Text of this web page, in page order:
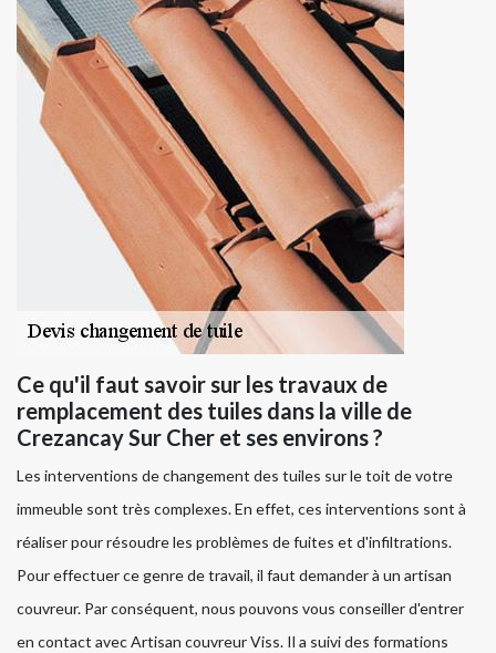
Ce qu'il faut savoir sur les travaux de
remplacement des tuiles dans la ville de
Crezancay Sur Cher et ses environs ?
Les interventions de changement des tuiles sur le toit de votre
immeuble sont très complexes. En effet, ces interventions sont à
réaliser pour résoudre les problèmes de fuites et d'infiltrations.
Pour effectuer ce genre de travail, il faut demander à un artisan
couvreur. Par conséquent, nous pouvons vous conseiller d'entrer
en contact avec Artisan couvreur Viss. Il a suivi des formations